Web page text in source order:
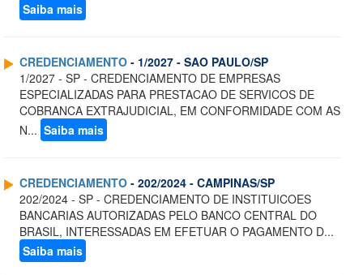
Saiba mais
CREDENCIAMENTO - 1/2027 - SAO PAULO/SP
1/2027 - SP - CREDENCIAMENTO DE EMPRESAS
ESPECIALIZADAS PARA PRESTACAO DE SERVICOS DE
COBRANCA EXTRAJUDICIAL, EM CONFORMIDADE COM AS
N... Saiba mais
CREDENCIAMENTO - 202/2024 - CAMPINAS/SP
202/2024 - SP - CREDENCIAMENTO DE INSTITUICOES
BANCARIAS AUTORIZADAS PELO BANCO CENTRAL DO
BRASIL, INTERESSADAS EM EFETUAR O PAGAMENTO D...
Saiba mais